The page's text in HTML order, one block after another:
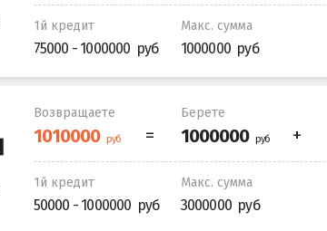
1й кредит
75000 - 1000000
Макс. сумма
1000000
Возвращаете Берете
1й кредит
50000 - 1000000
Макс. сумма
3000000